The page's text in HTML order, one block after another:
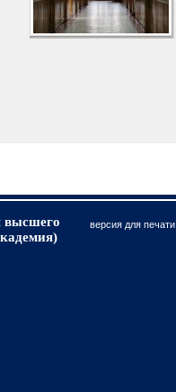
версия для печати
высшего